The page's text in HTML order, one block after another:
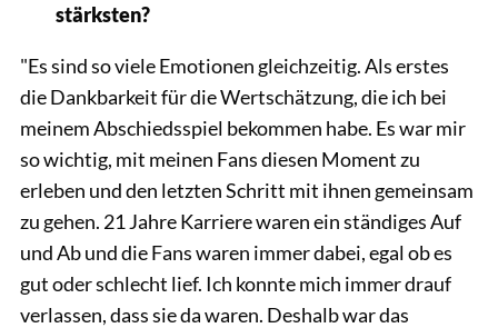
stärksten?
"Es sind so viele Emotionen gleichzeitig. Als erstes
die Dankbarkeit für die Wertschätzung, die ich bei
meinem Abschiedsspiel bekommen habe. Es war mir
so wichtig, mit meinen Fans diesen Moment zu
erleben und den letzten Schritt mit ihnen gemeinsam
zu gehen. 21 Jahre Karriere waren ein ständiges Auf
und Ab und die Fans waren immer dabei, egal ob es
gut oder schlecht lief. Ich konnte mich immer drauf
verlassen, dass sie da waren. Deshalb war das